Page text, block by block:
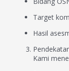
Target
Hasil
Kami